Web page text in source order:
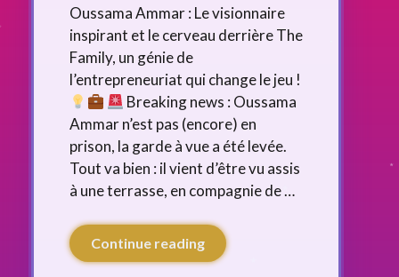
Oussama Ammar : Le visionnaire
inspirant et le cerveau derrière The
Family, un génie de
l’entrepreneuriat qui change le jeu !
Breaking news : Oussama
Ammar n’est pas (encore) en
prison, la garde à vue a été levée.
Tout va bien : il vient d’être vu assis
à une terrasse, en compagnie de …
Continue reading